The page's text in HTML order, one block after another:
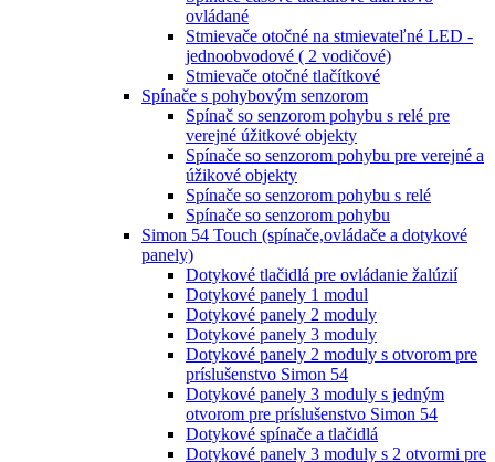
ovládané
Stmievače otočné na stmievateľné LED -
jednoobvodové ( 2 vodičové)
Stmievače otočné tlačítkové
Spínače s pohybovým senzorom
Spínač so senzorom pohybu s relé pre
verejné úžitkové objekty
Spínače so senzorom pohybu pre verejné a
úžikové objekty
Spínače so senzorom pohybu s relé
Spínače so senzorom pohybu
Simon 54 Touch (spínače,ovládače a dotykové
panely)
Dotykové tlačidlá pre ovládanie žalúzií
Dotykové panely 1 modul
Dotykové panely 2 moduly
Dotykové panely 3 moduly
Dotykové panely 2 moduly s otvorom pre
príslušenstvo Simon 54
Dotykové panely 3 moduly s jedným
otvorom pre príslušenstvo Simon 54
Dotykové spínače a tlačidlá
Dotykové panely 3 moduly s 2 otvormi pre